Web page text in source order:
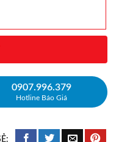
0907.996.379
Hotline Báo Giá